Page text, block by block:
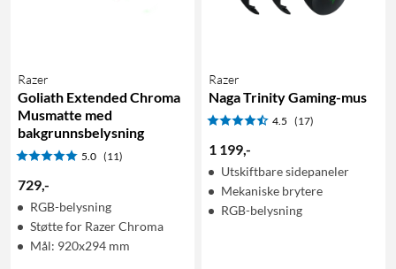
Razer
Goliath Extended Chroma
Musmatte med
bakgrunnsbelysning
5.0 (11)
729,-
RGB-belysning
Støtte for Razer Chroma
Mål: 920x294 mm
Razer
Naga Trinity Gaming-mus
4.5 (17)
1 199,-
Utskiftbare sidepaneler
Mekaniske brytere
RGB-belysning